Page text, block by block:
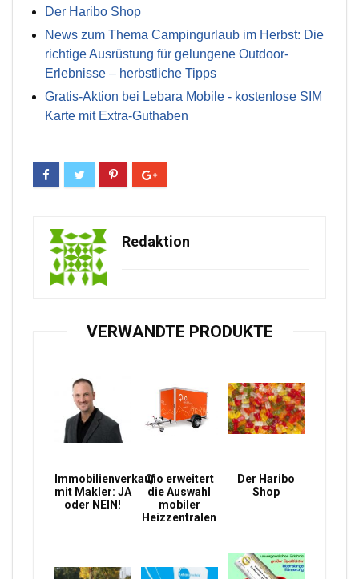
Der Haribo Shop
News zum Thema Campingurlaub im Herbst: Die
richtige Ausrüstung für gelungene Outdoor-
Erlebnisse – herbstliche Tipps
Gratis-Aktion bei Lebara Mobile - kostenlose SIM
Karte mit Extra-Guthaben
Redaktion
VERWANDTE PRODUKTE
Immobilienverkauf
mit Makler: JA
oder NEIN!
Qio erweitert
die Auswahl
mobiler
Heizzentralen
Der Haribo
Shop